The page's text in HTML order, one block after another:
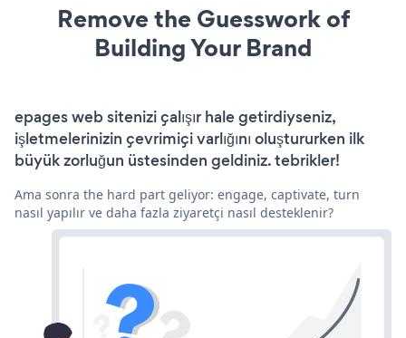
Remove the Guesswork of
Building Your Brand
epages web sitenizi çalışır hale getirdiyseniz,
işletmelerinizin çevrimiçi varlığını oluştururken ilk
büyük zorluğun üstesinden geldiniz. tebrikler!
Ama sonra the hard part geliyor: engage, captivate, turn
nasıl yapılır ve daha fazla ziyaretçi nasıl desteklenir?